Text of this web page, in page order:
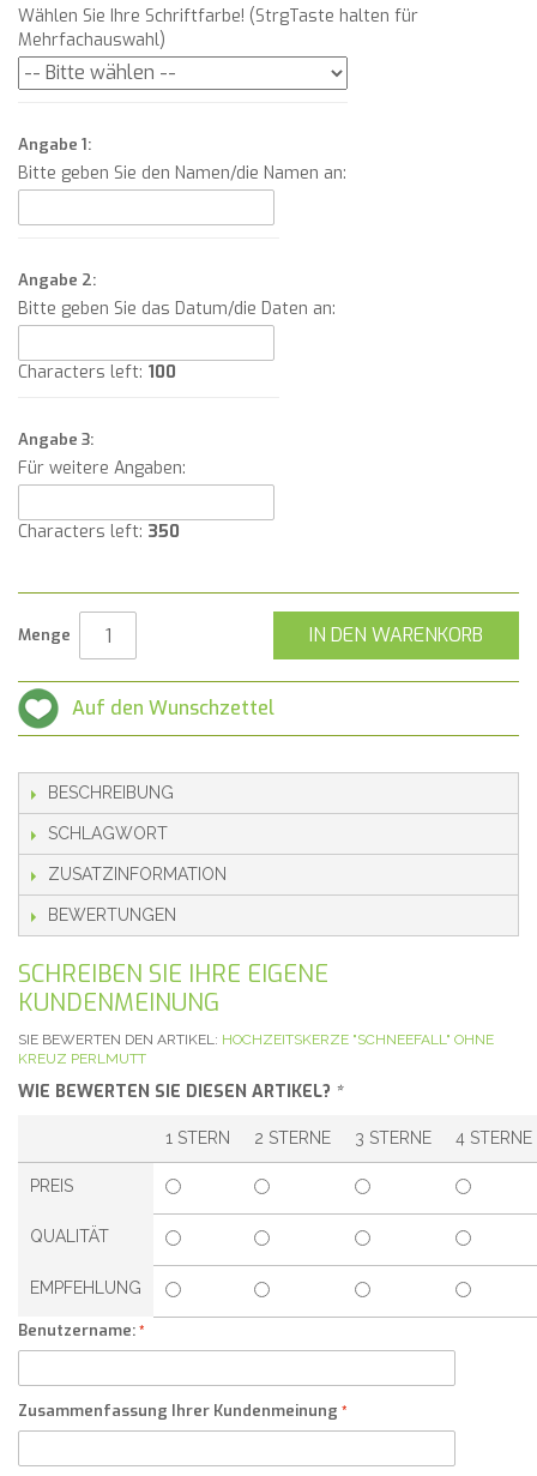
Wählen Sie Ihre Schriftfarbe! (StrgTaste halten für
Mehrfachauswahl)
Angabe 1:
Bitte geben Sie den Namen/die Namen an:
Angabe 2:
Bitte geben Sie das Datum/die Daten an:
Characters left: 100
Angabe 3:
Für weitere Angaben:
Characters left: 350
Menge IN DEN WARENKORB
Auf den Wunschzettel
BESCHREIBUNG
SCHLAGWORT
ZUSATZINFORMATION
BEWERTUNGEN
SCHREIBEN SIE IHRE EIGENE
KUNDENMEINUNG
SIE BEWERTEN DEN ARTIKEL: HOCHZEITSKERZE "SCHNEEFALL" OHNE
KREUZ PERLMUTT
WIE BEWERTEN SIE DIESEN ARTIKEL? *
1 STERN 2 STERNE 3 STERNE 4 STERNE
PREIS
QUALITÄT
EMPFEHLUNG
Benutzername:
Zusammenfassung Ihrer Kundenmeinung